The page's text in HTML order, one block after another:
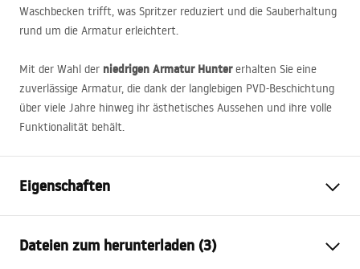
Waschbecken trifft, was Spritzer reduziert und die Sauberhaltung
rund um die Armatur erleichtert.
Mit der Wahl der niedrigen Armatur Huntererhalten Sie eine
zuverlässige Armatur, die dank der langlebigen PVD-Beschichtung
über viele Jahre hinweg ihr ästhetisches Aussehen und ihre volle
Funktionalität behält.
Eigenschaften
Montageart
Standarmatur
Dateien zum herunterladen (3)